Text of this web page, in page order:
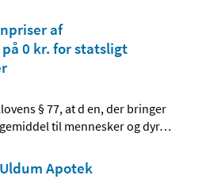
af
0 kr. for statsligt
§ 77, at d en, der bringer
til mennesker og dyr…
Apotek